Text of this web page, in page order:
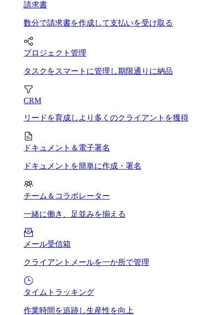
請求書
数分で請求書を作成して支払いを受け取る
プロジェクト管理
タスクをスマートに管理し期限通りに納品
CRM
リードを育成しより多くのクライアントを獲得
ドキュメント＆電子署名
ドキュメントを簡単に作成・署名
チーム＆コラボレーター
一緒に働き、足並みを揃える
メール受信箱
クライアントメールを一か所で管理
タイムトラッキング
作業時間を追跡し生産性を向上